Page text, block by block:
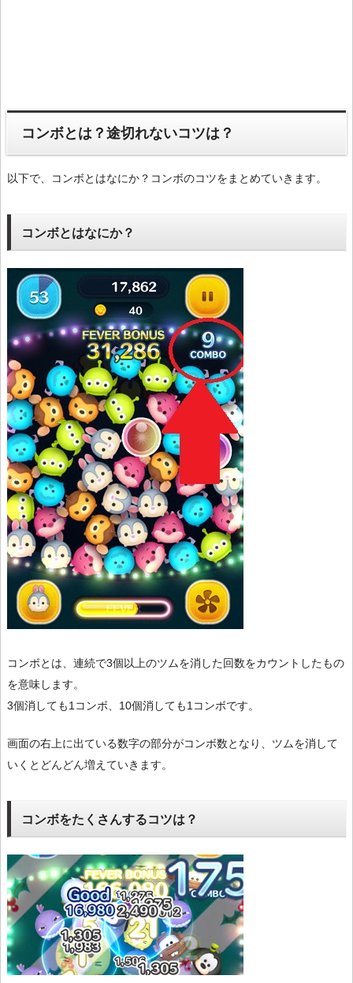
コンボとは？途切れないコツは？
以下で、コンボとはなにか？コンボのコツをまとめていきます。
コンボとはなにか？
コンボとは、連続で3個以上のツムを消した回数をカウントしたもの
を意味します。
3個消しても1コンボ、10個消しても1コンボです。
画面の右上に出ている数字の部分がコンボ数となり、ツムを消して
いくとどんどん増えていきます。
コンボをたくさんするコツは？